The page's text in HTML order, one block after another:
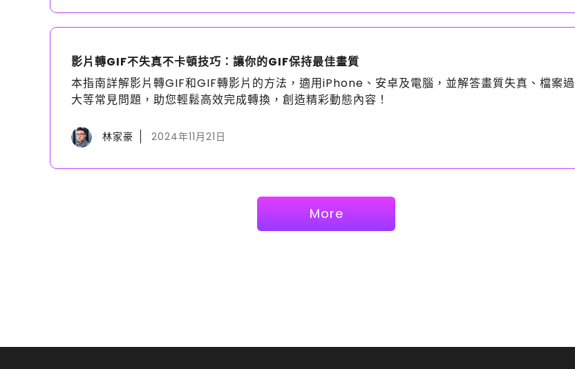
影片轉GIF不失真不卡頓技巧：讓你的GIF保持最佳畫質
本指南詳解影片轉GIF和GIF轉影片的方法，適用iPhone、安卓及電腦，並解答畫質失真、檔案過
大等常見問題，助您輕鬆高效完成轉換，創造精彩動態內容！
林家豪 2024年11月21日
More